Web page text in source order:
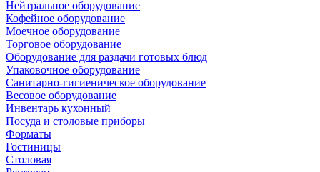
Нейтральное оборудование
Кофейное оборудование
Моечное оборудование
Торговое оборудование
Оборудование для раздачи готовых блюд
Упаковочное оборудование
Санитарно-гигиеническое оборудование
Весовое оборудование
Инвентарь кухонный
Посуда и столовые приборы
Форматы
Гостиницы
Столовая